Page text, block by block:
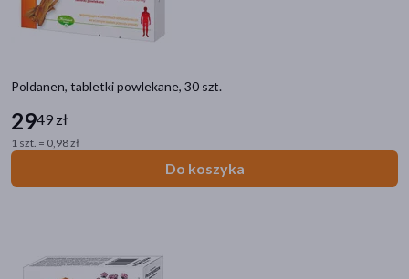
Poldanen, tabletki powlekane, 30 szt.
2949 zł
1 szt. = 0,98 zł
Do koszyka